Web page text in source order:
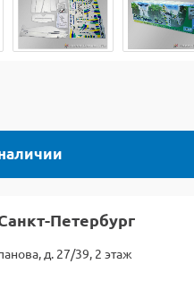
Петербург
д. 27/39, 2 этаж